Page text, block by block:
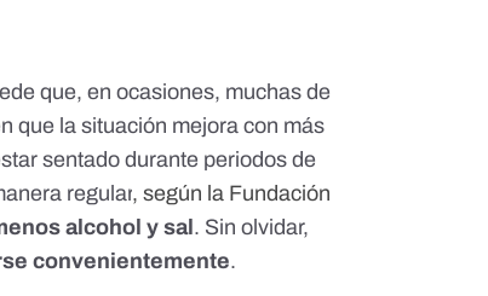
que, en ocasiones, muchas de
que la situación mejora con más
sentado durante periodos de
regular, según la Fundación
alcohol y sal . Sin olvidar,
convenientemente.